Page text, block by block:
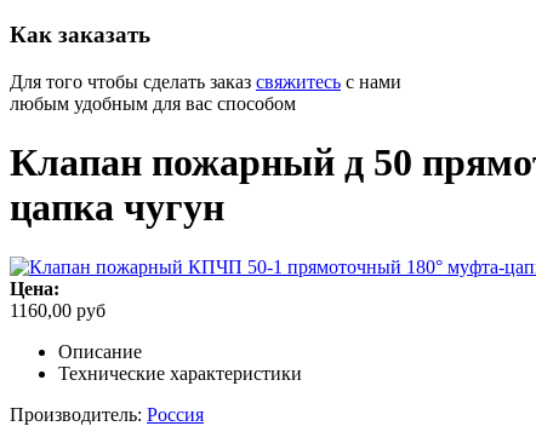
Как заказать
Для того чтобы сделать заказ свяжитесь с нами
любым удобным для вас способом
Клапан пожарный д 50
цапка чугун
Цена:
1160,00 руб
Описание
Технические характеристики
Производитель: Россия